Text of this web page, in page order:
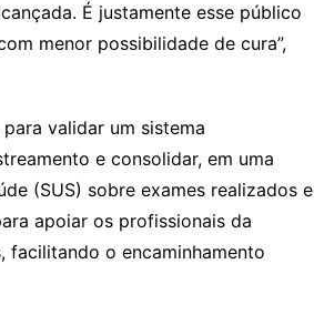
É justamente esse público
menor possibilidade de cura”,
validar um sistema
e consolidar, em uma
(SUS) sobre exames realizados e
apoiar os profissionais da
facilitando o encaminhamento